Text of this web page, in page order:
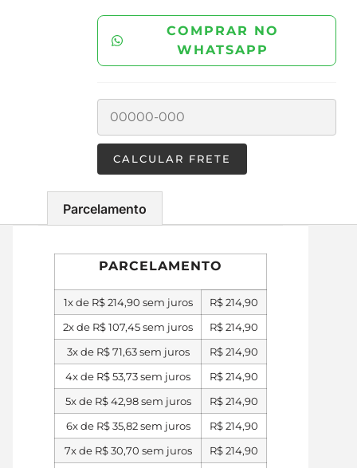
COMPRAR NO
WHATSAPP
Parcelamento
PARCELAMENTO
1x de R$214,90 sem juros R$214,90
2x de R$107,45sem juros R$214,90
3x de R$71,63sem juros R$214,90
4x de R$53,73sem juros R$214,90
5x de R$42,98sem juros R$214,90
6x de R$35,82sem juros R$214,90
7x de R$30,70 sem juros R$214,90